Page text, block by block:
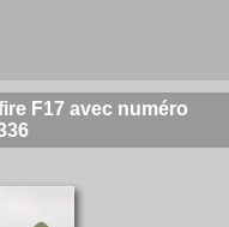
F17 avec numéro